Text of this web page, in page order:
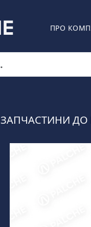
ПРО
ЗАПЧАСТИНИ ДО